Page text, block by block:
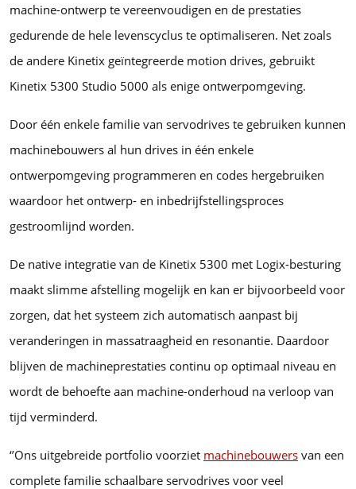
machine-ontwerp te vereenvoudigen en de prestaties
gedurende de hele levenscyclus te optimaliseren. Net zoals
de andere Kinetix geïntegreerde motion drives, gebruikt
Kinetix 5300 Studio 5000 als enige ontwerpomgeving.
Door één enkele familie van servodrives te gebruiken kunnen
machinebouwers al hun drives in één enkele
ontwerpomgeving programmeren en codes hergebruiken
waardoor het ontwerp- en inbedrijfstellingsproces
gestroomlijnd worden.
De native integratie van de Kinetix 5300 met Logix-besturing
maakt slimme afstelling mogelijk en kan er bijvoorbeeld voor
zorgen, dat het systeem zich automatisch aanpast bij
veranderingen in massatraagheid en resonantie. Daardoor
blijven de machineprestaties continu op optimaal niveau en
wordt de behoefte aan machine-onderhoud na verloop van
tijd verminderd.
‘’Ons uitgebreide portfolio voorziet machinebouwers van een
complete familie schaalbare servodrives voor veel